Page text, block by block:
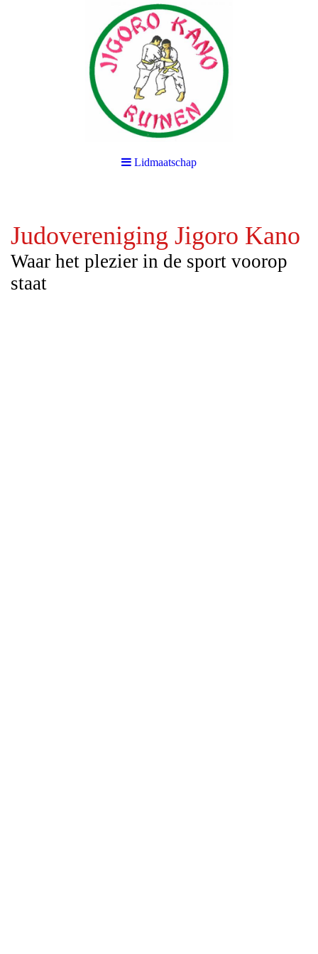
Lidmaatschap
Judovereniging Jigoro Kano
Waar het plezier in de sport voorop
staat